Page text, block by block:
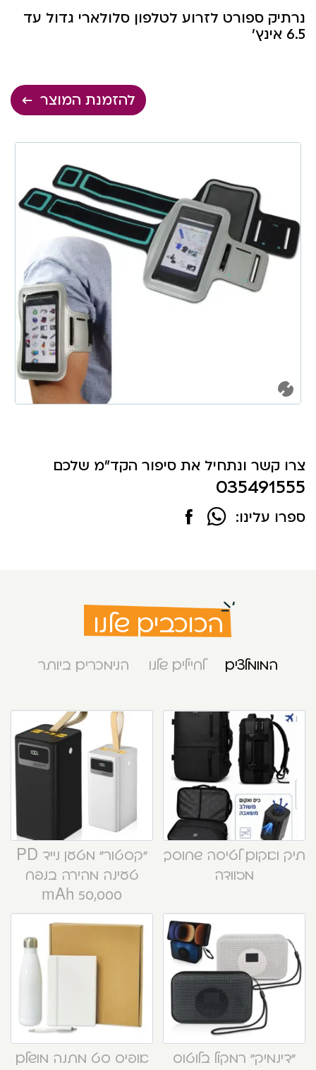
נרתיק ספורט לזרוע לטלפון סלולארי גדול עד
6.5 אינץ’
להזמנת המוצר
צרו קשר ונתחיל את סיפור הקד"מ שלכם
035491555
ספרו עלינו:
הכוכבים שלנו
המומלצים לחיילים שלנו הנימכרים ביותר
תיק ואקום לטיסה שחוסך
מזוודה
“קסטור” מטען נייד PD
טעינה מהירה בנפח
50,000 mAh
“דינמיק” רמקול בלוטוס
אופיס סט מתנה מושלם